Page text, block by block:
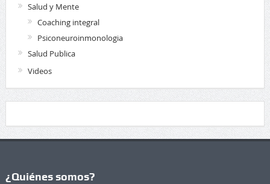
Salud y Mente
Coaching integral
Psiconeuroinmonologia
Salud Publica
Videos
¿Quiénes somos?